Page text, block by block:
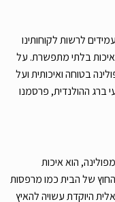
לרשות לקוחותינו
בלתי מתפשרת. על
בטוחה ואיכותית ועל
ברג ההולנדית, פרסמנו
הוא איכות
של הבית כמו מרפסות
היוקדת עשויה להאיץ